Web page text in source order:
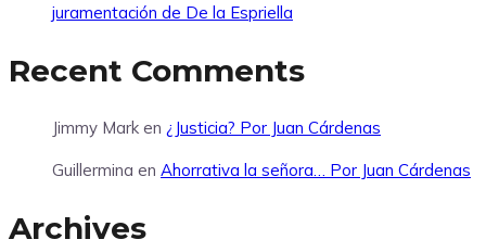
juramentación de De la Espriella
Recent Comments
Jimmy Mark en ¿Justicia? Por Juan Cárdenas
Guillermina en Ahorrativa la señora… Por Juan Cárdenas
Archives